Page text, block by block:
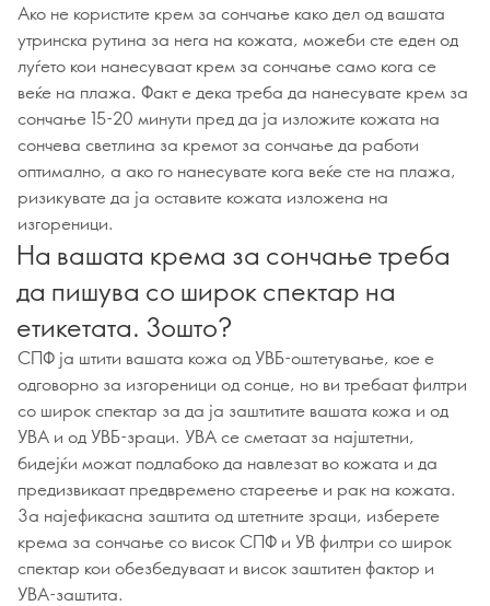
Ако не користите крем за сончање како дел од вашата
утринска рутина за нега на кожата, можеби сте еден од
луѓето кои нанесуваат крем за сончање само кога се
веќе на плажа. Факт е дека треба да нанесувате крем за
сончање 15-20 минути пред да ја изложите кожата на
сончева светлина за кремот за сончање да работи
оптимално, а ако го нанесувате кога веќе сте на плажа,
ризикувате да ја оставите кожата изложена на
изгореници.
На вашата крема за сончање треба
да пишува со широк спектар на
етикетата. Зошто?
СПФ ја штити вашата кожа од УВБ-оштетување, кое е
одговорно за изгореници од сонце, но ви требаат филтри
со широк спектар за да ја заштитите вашата кожа и од
УВА и од УВБ-зраци. УВА се сметаат за најштетни,
бидејќи можат подлабоко да навлезат во кожата и да
предизвикаат предвремено стареење и рак на кожата.
За најефикасна заштита од штетните зраци, изберете
крема за сончање со висок СПФ и УВ филтри со широк
спектар кои обезбедуваат и висок заштитен фактор и
УВА-заштита.